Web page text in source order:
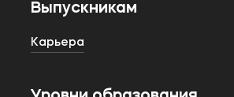
Выпускникам
Карьера